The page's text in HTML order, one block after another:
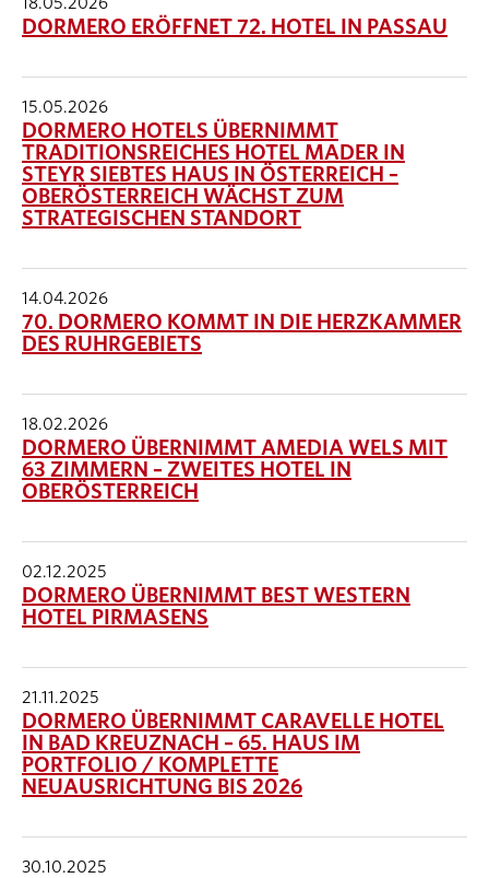
DORMERO ERÖFFNET 72. HOTEL IN PASSAU
15.05.2026
DORMERO HOTELS ÜBERNIMMT
TRADITIONSREICHES HOTEL MADER IN
STEYR SIEBTES HAUS IN ÖSTERREICH –
OBERÖSTERREICH WÄCHST ZUM
STRATEGISCHEN STANDORT
14.04.2026
70. DORMERO KOMMT IN DIE HERZKAMMER
DES RUHRGEBIETS
18.02.2026
DORMERO ÜBERNIMMT AMEDIA WELS MIT
63 ZIMMERN – ZWEITES HOTEL IN
OBERÖSTERREICH
02.12.2025
DORMERO ÜBERNIMMT BEST WESTERN
HOTEL PIRMASENS
21.11.2025
DORMERO ÜBERNIMMT CARAVELLE HOTEL
IN BAD KREUZNACH – 65. HAUS IM
PORTFOLIO / KOMPLETTE
NEUAUSRICHTUNG BIS 2026
30.10.2025